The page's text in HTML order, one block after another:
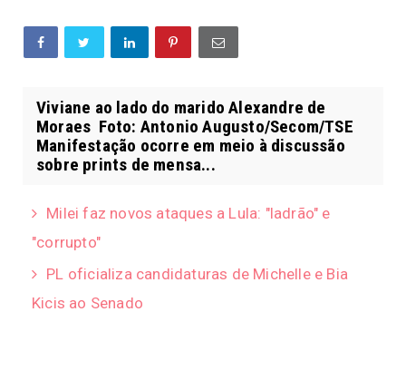
Viviane ao lado do marido Alexandre de
Moraes Foto: Antonio Augusto/Secom/TSE
Manifestação ocorre em meio à discussão
sobre prints de mensa...
Milei faz novos ataques a Lula: "ladrão" e
"corrupto"
PL oficializa candidaturas de Michelle e Bia
Kicis ao Senado